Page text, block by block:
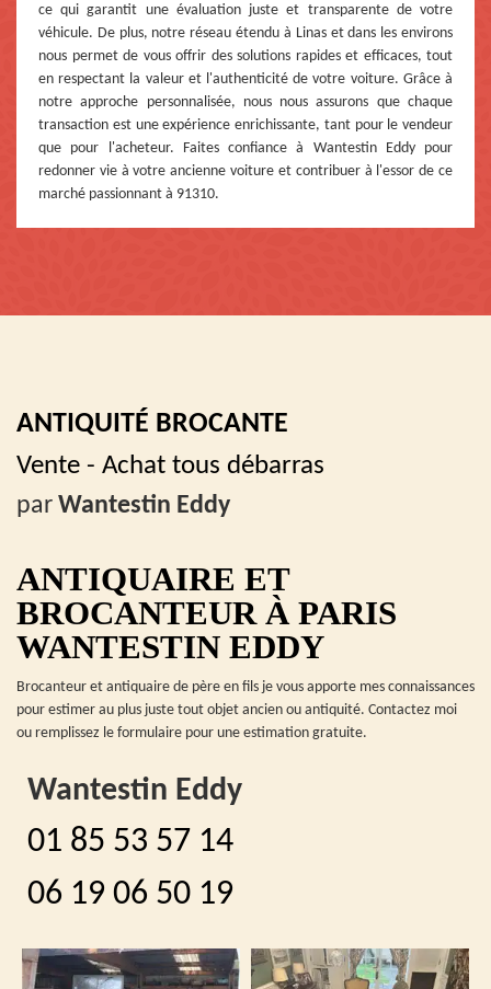
ce qui garantit une évaluation juste et transparente de votre
véhicule. De plus, notre réseau étendu à Linas et dans les environs
nous permet de vous offrir des solutions rapides et efficaces, tout
en respectant la valeur et l'authenticité de votre voiture. Grâce à
notre approche personnalisée, nous nous assurons que chaque
transaction est une expérience enrichissante, tant pour le vendeur
que pour l'acheteur. Faites confiance à Wantestin Eddy pour
redonner vie à votre ancienne voiture et contribuer à l'essor de ce
marché passionnant à 91310.
ANTIQUITÉ BROCANTE
Vente - Achat tous débarras
par Wantestin Eddy
ANTIQUAIRE ET
BROCANTEUR À PARIS
WANTESTIN EDDY
Brocanteur et antiquaire de père en fils je vous apporte mes connaissances
pour estimer au plus juste tout objet ancien ou antiquité. Contactez moi
ou remplissez le formulaire pour une estimation gratuite.
Wantestin Eddy
01 85 53 57 14
06 19 06 50 19